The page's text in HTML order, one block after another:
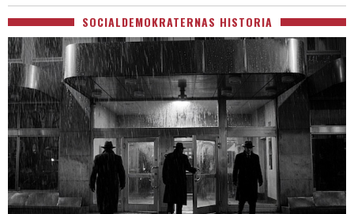
SOCIALDEMOKRATERNAS HISTORIA